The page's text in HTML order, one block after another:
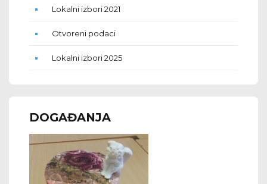
Lokalni izbori 2021
Otvoreni podaci
Lokalni izbori 2025
DOGAĐANJA